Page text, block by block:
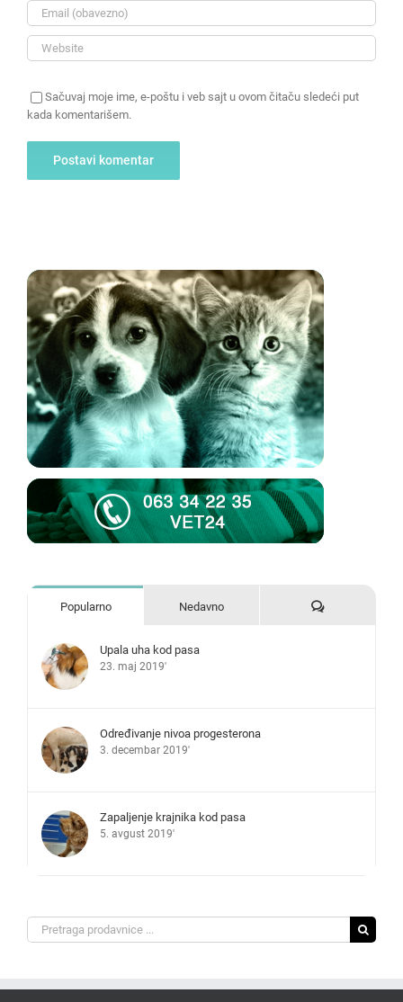
Sačuvaj moje ime, e-poštu i veb sajt u ovom čitaču sledeći put
kada komentarišem.
Popularno Nedavno Komentari
Upala uha kod pasa
23. maj 2019'
Određivanje nivoa progesterona
3. decembar 2019'
Zapaljenje krajnika kod pasa
5. avgust 2019'
Search
for: